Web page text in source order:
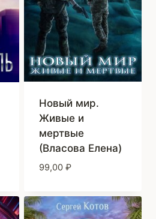
Новый мир.
Живые и
мертвые
(Власова Елена)
99,00 ₽